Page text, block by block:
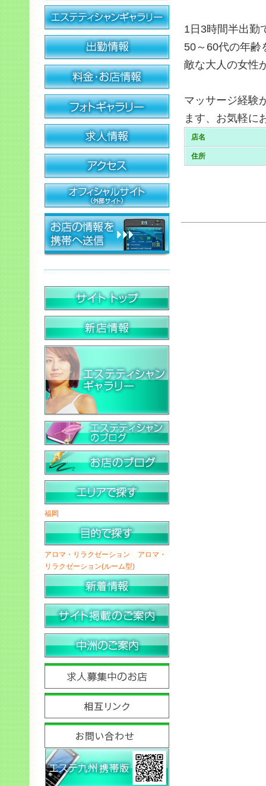
1日3時間半出勤
50～60代の年齢
敵な大人の女性
マッサージ経験
ます、お気軽に
店名
住所
福岡
アロマ・リラクゼーション
アロマ・
リラクゼーション(ルーム型)